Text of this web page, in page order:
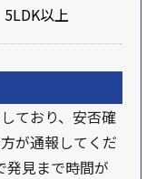
以上
ており、安否確
が通報してくだ
発見まで時間が